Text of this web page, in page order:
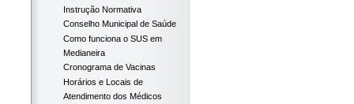
Instrução Normativa
Conselho Municipal de Saúde
Como funciona o SUS em
Medianeira
Cronograma de Vacinas
Horários e Locais de
Atendimento dos Médicos